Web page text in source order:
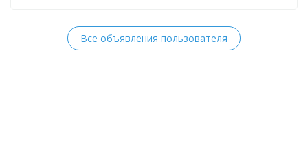
Все объявления пользователя